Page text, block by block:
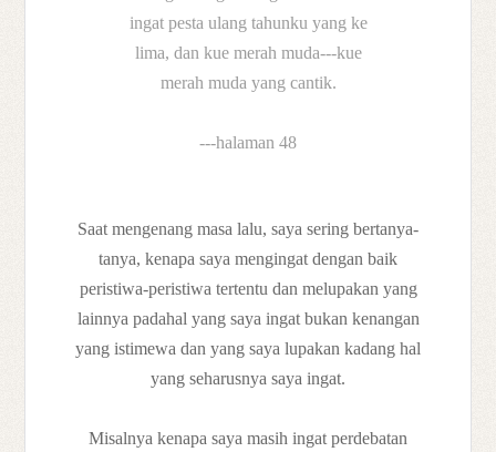
ingat pesta ulang tahunku yang ke
lima, dan kue merah muda---kue
merah muda yang cantik.
---halaman 48
Saat mengenang masa lalu, saya sering bertanya-
tanya, kenapa saya mengingat dengan baik
peristiwa-peristiwa tertentu dan melupakan yang
lainnya padahal yang saya ingat bukan kenangan
yang istimewa dan yang saya lupakan kadang hal
yang seharusnya saya ingat.
Misalnya kenapa saya masih ingat perdebatan